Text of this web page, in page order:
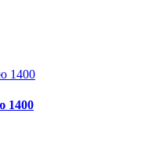
1400